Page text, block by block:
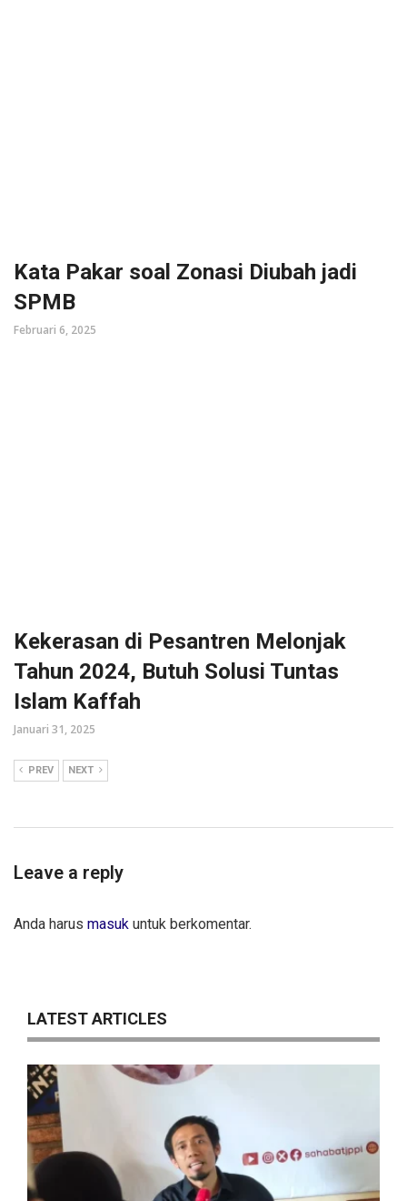
Kata Pakar soal Zonasi Diubah jadi
SPMB
Februari 6, 2025
Kekerasan di Pesantren Melonjak
Tahun 2024, Butuh Solusi Tuntas
Islam Kaffah
Januari 31, 2025
PREV NEXT
Leave a reply
Anda harus masuk untuk berkomentar.
LATEST ARTICLES